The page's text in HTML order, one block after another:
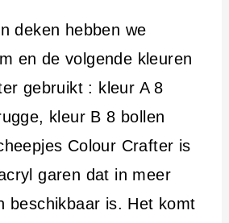
deken hebben we
en de volgende kleuren
gebruikt : kleur A 8
kleur B 8 bollen
Colour Crafter is
garen dat in meer
beschikbaar is. Het komt